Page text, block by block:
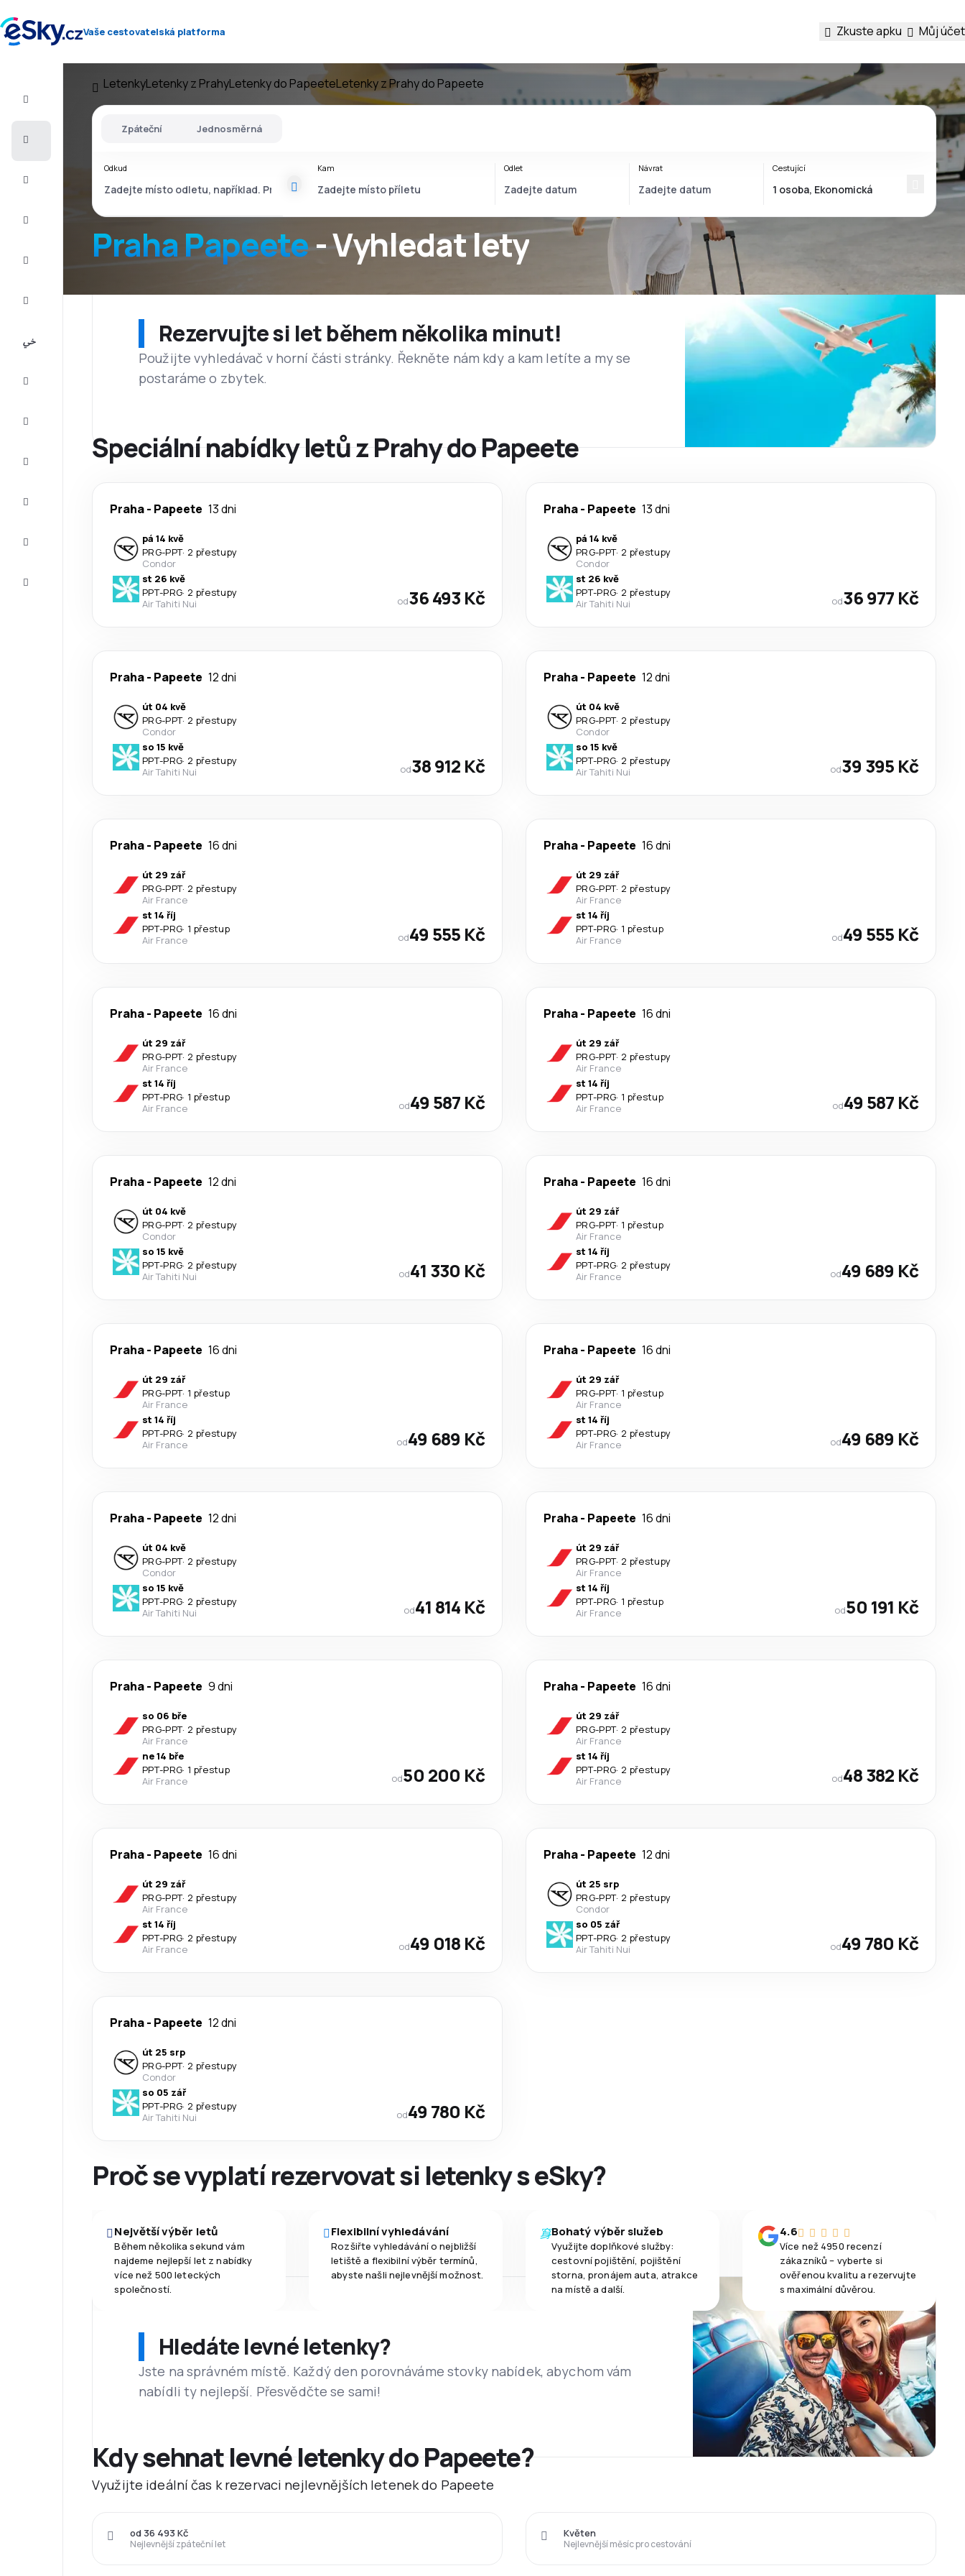
Vaše cestovatelská platforma Zkuste apku Můj účet
LetenkyLetenky z PrahyLetenky do PapeeteLetenky z Prahy do Papeete
Praha Papeete- Vyhledat lety
Zpáteční Jednosměrná
Odkud Kam Odlet Návrat Cestující
Rezervujte si let během několika minut!
Použijte vyhledávač v horní části stránky. Řekněte nám kdy a kam letíte a my se
postaráme o zbytek.
Speciální nabídky letů z Prahy do Papeete
Praha- Papeete 13 dni
pá 14 kvě
PRG-PPT· 2 přestupy
Condor
st 26 kvě
PPT-PRG· 2 přestupy
Air Tahiti Nui
od36 493 Kč
Praha- Papeete 13 dni
pá 14 kvě
PRG-PPT· 2 přestupy
Condor
st 26 kvě
PPT-PRG· 2 přestupy
Air Tahiti Nui
od36 977 Kč
Praha- Papeete 12 dni
út 04 kvě
PRG-PPT· 2 přestupy
Condor
so 15 kvě
PPT-PRG· 2 přestupy
Air Tahiti Nui
od38 912 Kč
Praha- Papeete 12 dni
út 04 kvě
PRG-PPT· 2 přestupy
Condor
so 15 kvě
PPT-PRG· 2 přestupy
Air Tahiti Nui
od39 395 Kč
Praha- Papeete 16 dni
út 29 zář
PRG-PPT· 2 přestupy
Air France
st 14 říj
PPT-PRG· 1 přestup
Air France
od49 555 Kč
Praha- Papeete 16 dni
út 29 zář
PRG-PPT· 2 přestupy
Air France
st 14 říj
PPT-PRG· 1 přestup
Air France
od49 555 Kč
Praha- Papeete 16 dni
út 29 zář
PRG-PPT· 2 přestupy
Air France
st 14 říj
PPT-PRG· 1 přestup
Air France
od49 587 Kč
Praha- Papeete 16 dni
út 29 zář
PRG-PPT· 2 přestupy
Air France
st 14 říj
PPT-PRG· 1 přestup
Air France
od49 587 Kč
Praha- Papeete 12 dni
út 04 kvě
PRG-PPT· 2 přestupy
Condor
so 15 kvě
PPT-PRG· 2 přestupy
Air Tahiti Nui
od41 330 Kč
Praha- Papeete 16 dni
út 29 zář
PRG-PPT· 1 přestup
Air France
st 14 říj
PPT-PRG· 2 přestupy
Air France
od49 689 Kč
Praha- Papeete 16 dni
út 29 zář
PRG-PPT· 1 přestup
Air France
st 14 říj
PPT-PRG· 2 přestupy
Air France
od49 689 Kč
Praha- Papeete 16 dni
út 29 zář
PRG-PPT· 1 přestup
Air France
st 14 říj
PPT-PRG· 2 přestupy
Air France
od49 689 Kč
Praha- Papeete 12 dni
út 04 kvě
PRG-PPT· 2 přestupy
Condor
so 15 kvě
PPT-PRG· 2 přestupy
Air Tahiti Nui
od41 814 Kč
Praha- Papeete 16 dni
út 29 zář
PRG-PPT· 2 přestupy
Air France
st 14 říj
PPT-PRG· 1 přestup
Air France
od50 191 Kč
Praha- Papeete 9 dni
so 06 bře
PRG-PPT· 2 přestupy
Air France
ne 14 bře
PPT-PRG· 1 přestup
Air France
od50 200 Kč
Praha- Papeete 16 dni
út 29 zář
PRG-PPT· 2 přestupy
Air France
st 14 říj
PPT-PRG· 2 přestupy
Air France
od48 382 Kč
Praha- Papeete 16 dni
út 29 zář
PRG-PPT· 2 přestupy
Air France
st 14 říj
PPT-PRG· 2 přestupy
Air France
od49 018 Kč
Praha- Papeete 12 dni
út 25 srp
PRG-PPT· 2 přestupy
Condor
so 05 zář
PPT-PRG· 2 přestupy
Air Tahiti Nui
od49 780 Kč
Praha- Papeete 12 dni
út 25 srp
PRG-PPT· 2 přestupy
Condor
so 05 zář
PPT-PRG· 2 přestupy
Air Tahiti Nui
od49 780 Kč
Proč se vyplatí rezervovat si letenky s eSky?
Největší výběr letů
Během několika sekund vám
najdeme nejlepší let z nabídky
více než 500 leteckých
společností.
Flexibilní vyhledávání
Rozšiřte vyhledávání o nejbližší
letiště a flexibilní výběr termínů,
abyste našli nejlevnější možnost.
Bohatý výběr služeb
Využijte doplňkové služby:
cestovní pojištění, pojištění
storna, pronájem auta, atrakce
na místě a další.
4.6
Více než 4950 recenzí
zákazníků – vyberte si
ověřenou kvalitu a rezervujte
s maximální důvěrou.
Hledáte levné letenky?
Jste na správném místě. Každý den porovnáváme stovky nabídek, abychom vám
nabídli ty nejlepší. Přesvědčte se sami!
Kdy sehnat levné letenky do Papeete?
Využijte ideální čas k rezervaci nejlevnějších letenek do Papeete
Nejlevnější zpáteční let
od 36 493 Kč
Nejlevnější měsíc pro cestování
Květen